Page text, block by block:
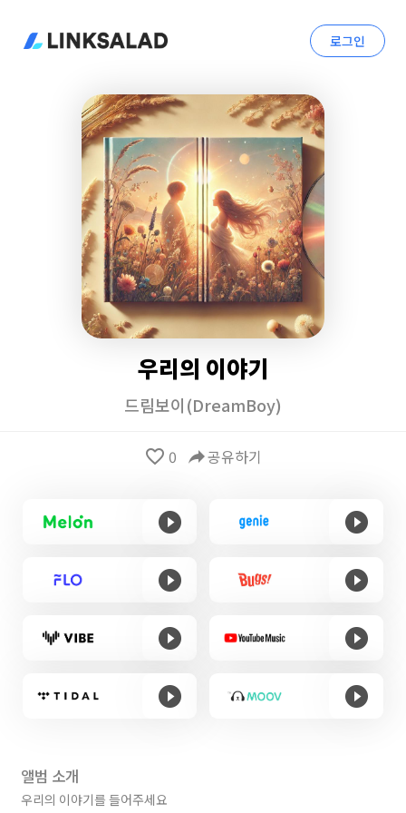
로그인
우리의 이야기
드림보이(DreamBoy)
favorite_border 0 reply공유하기
앨범 소개
우리의 이야기를 들어주세요